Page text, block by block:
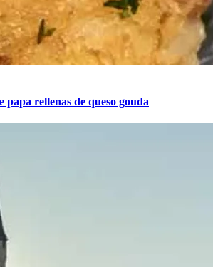
papa rellenas de queso gouda